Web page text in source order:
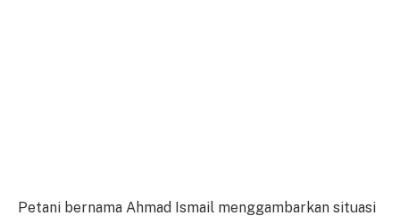
Petani bernama Ahmad Ismail menggambarkan situasi